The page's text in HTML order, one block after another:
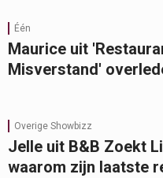
Één
Maurice uit
Misverstand'
Overige Showbizz
Jelle uit B&B Zoekt
waarom zijn laatste